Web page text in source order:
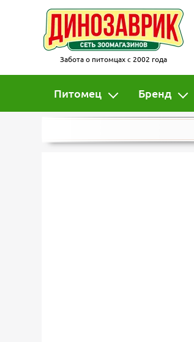
Забота о питомцах с 2002 года
Питомец Бренд